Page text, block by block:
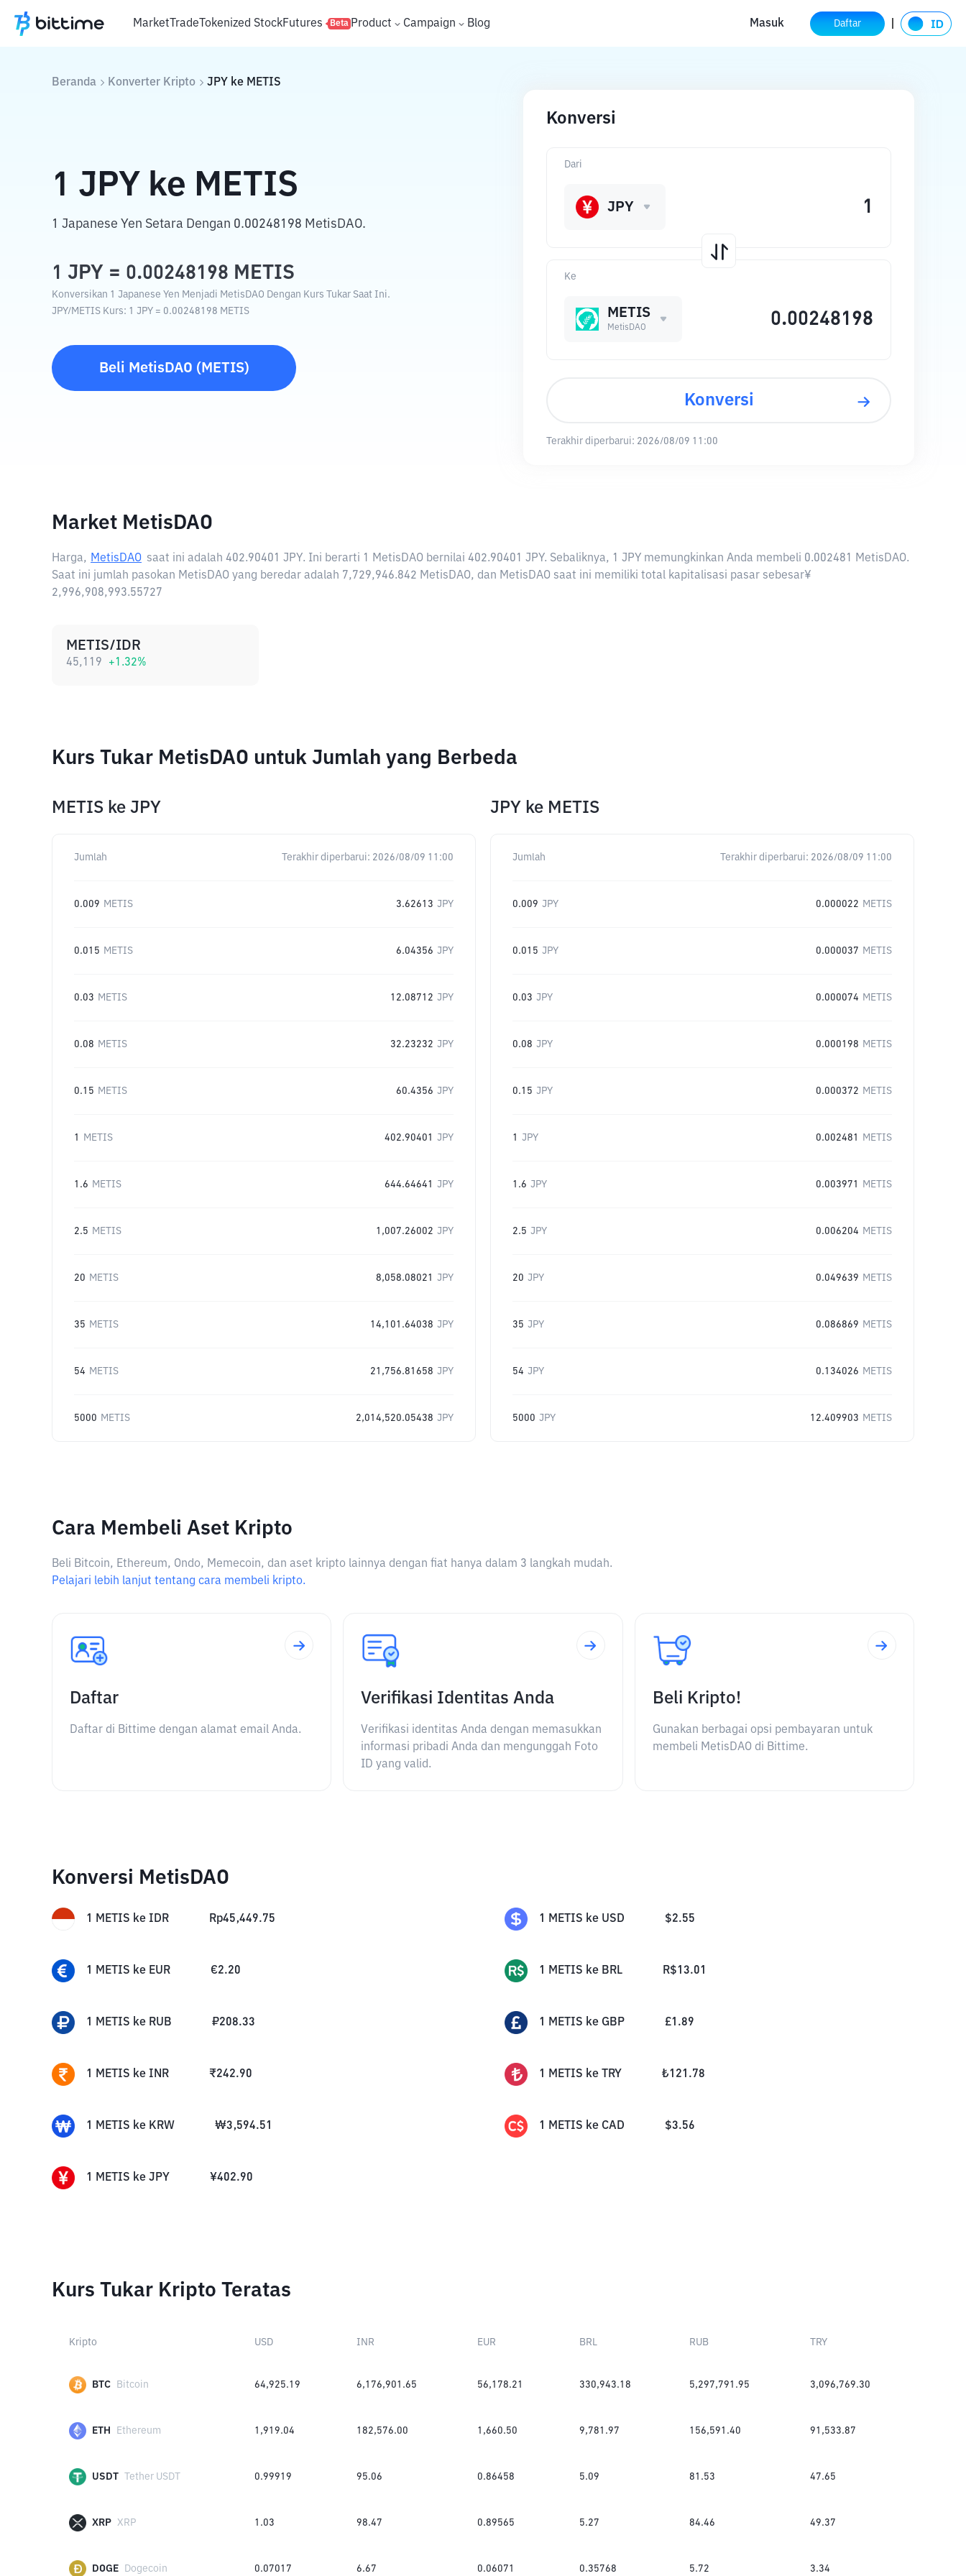
MarketTradeTokenized StockFutures Beta Product Campaign Blog Masuk Daftar
Beranda Konverter Kripto JPY ke METIS
1 JPY ke METIS
1 Japanese Yen Setara Dengan 0.00248198 MetisDAO.
1 JPY = 0.00248198 METIS
Konversikan 1 Japanese Yen Menjadi MetisDAO Dengan Kurs Tukar Saat Ini.
JPY/METIS Kurs: 1 JPY = 0.00248198 METIS
Beli MetisDAO ( METIS)
Konversi
Ke
METIS
MetisDAO
Dari
JPY
Konversi
Terakhir diperbarui: 2026/08/09 11:00
Market MetisDAO
Harga, MetisDAO saat ini adalah 402.90401 JPY. Ini berarti 1 MetisDAO bernilai 402.90401 JPY. Sebaliknya, 1 JPY memungkinkan Anda membeli 0.002481 MetisDAO.
Saat ini jumlah pasokan MetisDAO yang beredar adalah 7,729,946.842 MetisDAO, dan MetisDAO saat ini memiliki total kapitalisasi pasar sebesar¥
2,996,908,993.55727
METIS/IDR
45,119 +1.32%
Kurs Tukar MetisDAO untuk Jumlah yang Berbeda
METIS ke JPY
Jumlah Terakhir diperbarui: 2026/08/09 11:00
0.009 METIS 3.62613 JPY
0.015 METIS 6.04356 JPY
0.03 METIS 12.08712 JPY
0.08 METIS 32.23232 JPY
0.15 METIS 60.4356 JPY
1 METIS 402.90401 JPY
1.6 METIS 644.64641 JPY
2.5 METIS 1,007.26002 JPY
20 METIS 8,058.08021 JPY
35 METIS 14,101.64038 JPY
54 METIS 21,756.81658 JPY
5000 METIS 2,014,520.05438 JPY
JPY ke METIS
Jumlah Terakhir diperbarui: 2026/08/09 11:00
0.009 JPY 0.000022 METIS
0.015 JPY 0.000037 METIS
0.03 JPY 0.000074 METIS
0.08 JPY 0.000198 METIS
0.15 JPY 0.000372 METIS
1 JPY 0.002481 METIS
1.6 JPY 0.003971 METIS
2.5 JPY 0.006204 METIS
20 JPY 0.049639 METIS
35 JPY 0.086869 METIS
54 JPY 0.134026 METIS
5000 JPY 12.409903 METIS
Cara Membeli Aset Kripto
Beli Bitcoin, Ethereum, Ondo, Memecoin, dan aset kripto lainnya dengan fiat hanya dalam 3 langkah mudah.
Pelajari lebih lanjut tentang cara membeli kripto.
Daftar
Daftar di Bittime dengan alamat email Anda.
Verifikasi Identitas Anda
Verifikasi identitas Anda dengan memasukkan
informasi pribadi Anda dan mengunggah Foto
ID yang valid.
Beli Kripto!
Gunakan berbagai opsi pembayaran untuk
membeli MetisDAO di Bittime.
Konversi MetisDAO
1 METIS ke IDR Rp45,449.75 1 METIS ke USD $2.55
1 METIS ke EUR €2.20 1 METIS ke BRL R$13.01
1 METIS ke RUB ₽208.33 1 METIS ke GBP £1.89
1 METIS ke INR ₹242.90 1 METIS ke TRY ₺121.78
1 METIS ke KRW ₩3,594.51 1 METIS ke CAD $3.56
1 METIS ke JPY ¥402.90
Kurs Tukar Kripto Teratas
Kripto USD INR EUR BRL RUB TRY
BTC Bitcoin 64,925.19 6,176,901.65 56,178.21 330,943.18 5,297,791.95 3,096,769.30
ETH Ethereum 1,919.04 182,576.00 1,660.50 9,781.97 156,591.40 91,533.87
USDT Tether USDT 0.99919 95.06 0.86458 5.09 81.53 47.65
XRP XRP 1.03 98.47 0.89565 5.27 84.46 49.37
DOGE Dogecoin 0.07017 6.67 0.06071 0.35768 5.72 3.34